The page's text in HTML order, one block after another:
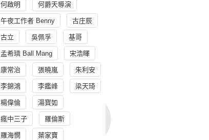
何啟明 何爵天導演
午夜工作者 Benny 古庄辰
古立 吳佩孚 基哥
孟希璘 Ball Mang 宋浩暉
康常治 張曉嵐 朱利安
李錦鴻 李鑑峰 梁天琦
楊偉倫 湯寳如
瘋中三子 羅倫斯
羅海憫 葉家寶